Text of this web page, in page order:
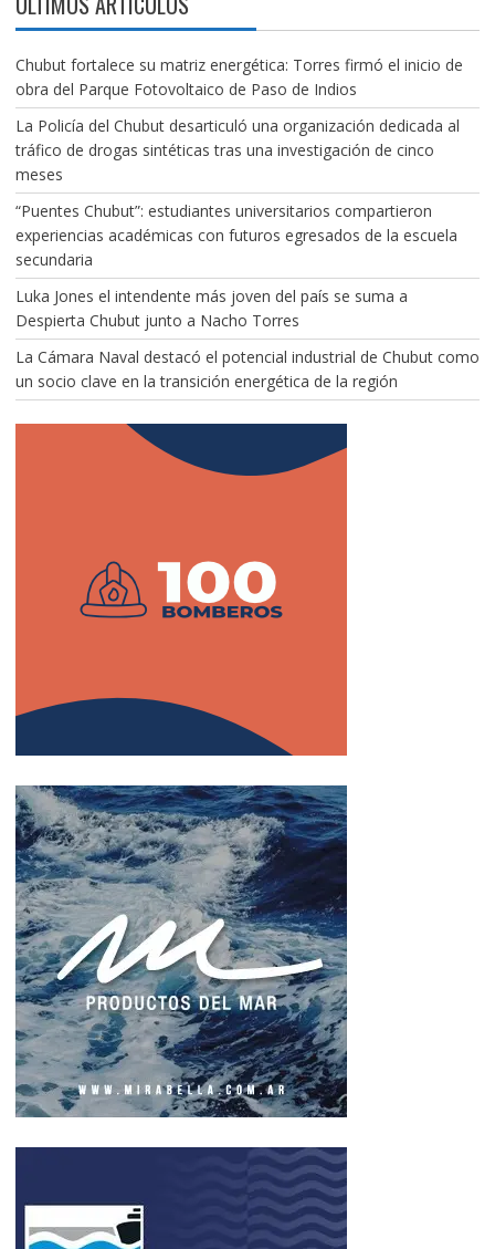
Chubut fortalece su matriz energética: Torres firmó el inicio de
obra del Parque Fotovoltaico de Paso de Indios
La Policía del Chubut desarticuló una organización dedicada al
tráfico de drogas sintéticas tras una investigación de cinco
meses
“Puentes Chubut”: estudiantes universitarios compartieron
experiencias académicas con futuros egresados de la escuela
secundaria
Luka Jones el intendente más joven del país se suma a
Despierta Chubut junto a Nacho Torres
La Cámara Naval destacó el potencial industrial de Chubut como
un socio clave en la transición energética de la región